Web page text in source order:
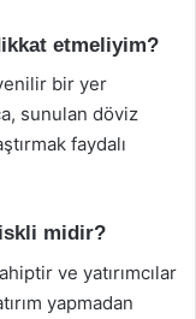
etmeliyim?
bir yer
sunulan döviz
faydalı
midir?
ve yatırımcılar
yapmadan